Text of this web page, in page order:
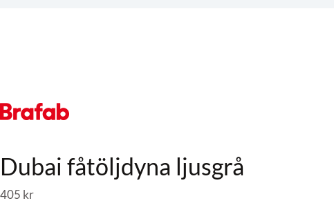
Dubai fåtöljdyna ljusgrå
405 kr